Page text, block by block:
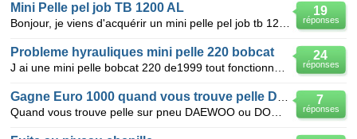
19
réponses
Mini Pelle pel job TB 1200 AL
24
réponses
Probleme hyrauliques mini pelle 220 bobcat
7
réponses